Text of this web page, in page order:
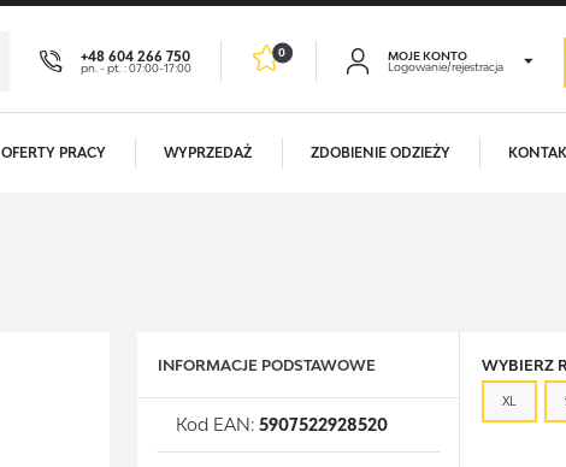
+48 604 266 750
pn. - pt. : 07:00-17:00
0
MOJE KONTO
Logowanie/rejestracja
- brak konieczności wprowadzania swoich danych przy kolejnych
- możliwość otrzymania rabatów i kuponów promocyjnych
OFERTY PRACY WYPRZEDAŻ ZDOBIENIE ODZIEŻY
INFORMACJE PODSTAWOWE
Kod EAN: 5907522928520
WYBIERZ
XL